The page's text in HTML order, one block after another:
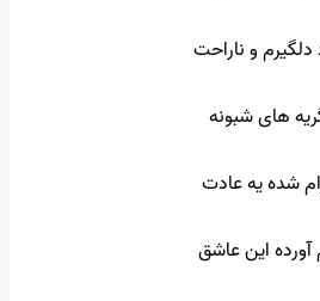
دلگیرم و ناراحت
های شبونه
شده یه عادت
آورده این عاشق